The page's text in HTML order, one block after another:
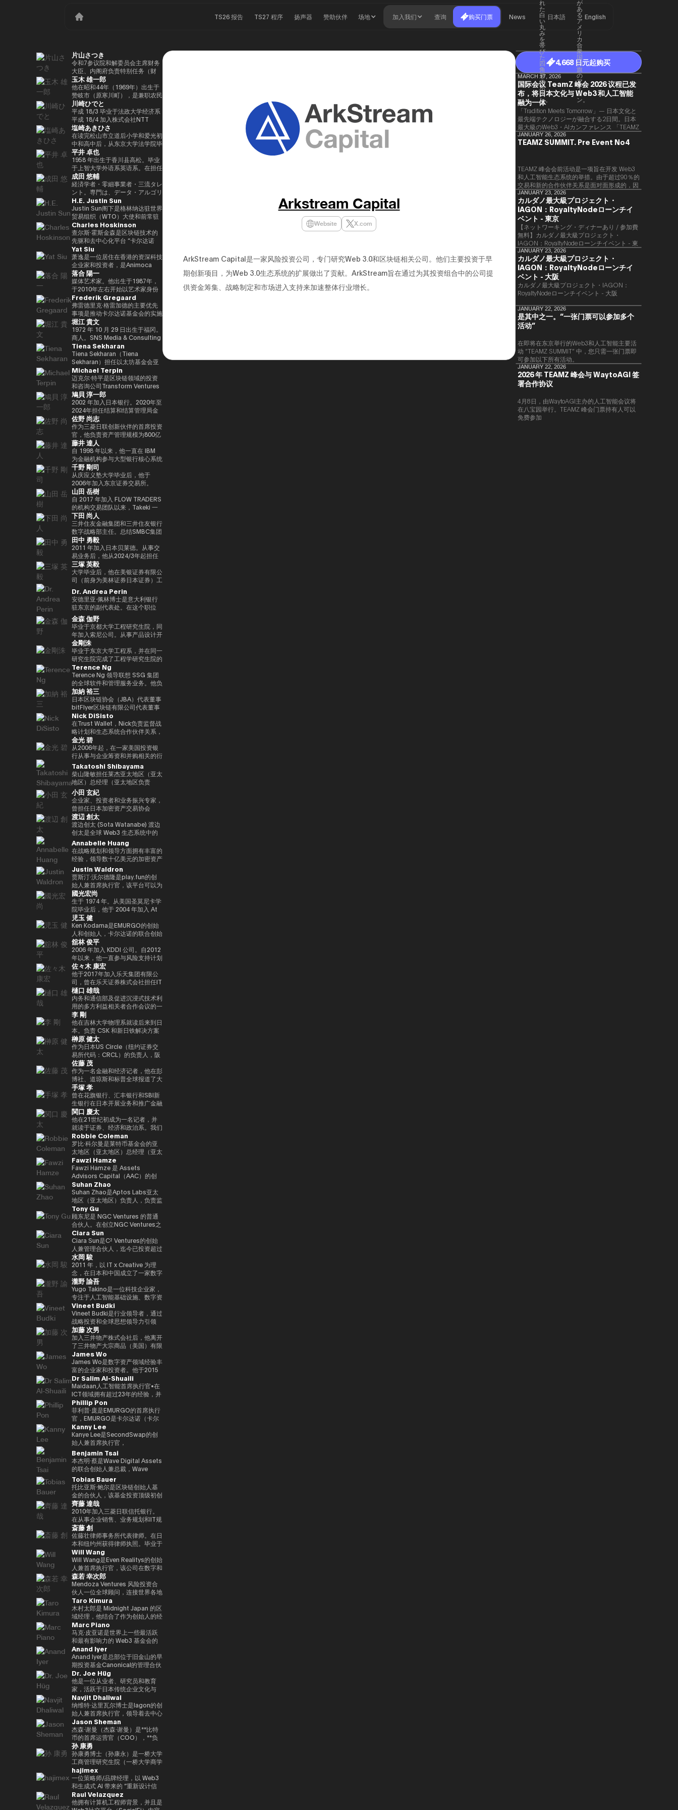
TS26 报告 TS27 程序 扬声器 赞助伙伴 场地 加入我们 查询 购买门票 News 日本語 English
片山さつき
令和7参议院和解委员会主席财务
大臣、内阁府负责特别任务（财
政）税收特别措施和补贴审查的部
长（高志内阁）
玉木 雄一郎
他在昭和44年（1969年）出生于
赞岐市（原寒川町），是兼职农民
的长子，他于昭和63（1988）毕
业于高松高中，平成5年（1993
年）毕业于东京大学法学院，同年
加入财政部 ※1 平成9年（1997
年），在平成完成哈佛大学研究生
院（肯尼迪学院）Isei
17（2005），正在竞选第 44 届
众议院选举。在获得70,177张选
票但以浪人身份失败了4年之后，
他在第45届众议院选举中获得了
109,863张选票，在平成
24（2012）第46届众议院选举中
获得79,153张选票，赢得第二个
任期，在平成26（2014）第47届
众议院选举中获得78,797张选
票，并在平成28（2016）民主党
竞选第三个任期进步党代表选举。
他被任命为该党代理秘书长，在平
成29年（2017年）的第48届众议
院选举中获得82,345张选票，并
当选第四任期（由香川县第二区希
望党正式批准），并竞选希望党联
合代表选举。希望党代表（11
月-）平成30年（2018年）全国民
主党联合代表（5月至9月）全国
民主党代表（9月〜）新国民民主
党通过令和2（2020）支部党成立
并成为代表（9月）（9月），在
令和3（2021）第49届众议院选
举的第49届众议院选举中获得
94,530张选票，当选为众议员到
目前为止，第 5 学期
2025.05.01。8月财政部（现为财
务部）在职1997/7至1999/6借调
至外务省（中东第一司）
20007/2001/6 金融厅证券交易监
督委员会 2001/7 至 2002/6 国税
厅大阪国税局总务科科长 2002/7
至 2005/6（负责特别任务的部长
官专家）2005/7 至 2005/8 财政
部首席审计局
川崎ひでと
平成 18/3 毕业于法政大学经济系
平成 18/4 加入株式会社NTT
DOCOMO 平成 29/8 众议院议员
川崎二郎秘书 玲和 3/10 在第 49
届众议院大选中首次当选 玲和
6/10 在第50届众议院大选中连任
玲和 6/11 内务通信国会副大臣
（第二届石原内阁） Reiwa 7/10
数字部长议会副部长、内阁府议会
副部长（第一届高中内阁） 玲和
8/2 数字部长议会副部长、内阁府
议会副部长（第二届高中内阁）
塩崎あきひさ
在读完松山市立道后小学和爱光初
中和高中后，从东京大学法学院毕
业后，他是长岛/小野/常松律师事
务所的合伙人律师。2021年，他
在众议院大选（爱媛县第一区）中
首次当选。前国会卫生、劳工和福
利部副部长。在党内，在经历过副
秘书长的经历后，他成为国会对策
委员会副主席。情报战略部、科
学、技术和创新战略部以及
AI/Web3小组委员会的秘书负责
人。
平井 卓也
1958 年出生于香川县高松。毕业
于上智大学外语系英语系。在担任
电通株式会社、西日本广播公司等
公司的总裁兼代表董事后，他在
2000年的第42届众议院选举中首
次当选。从那时起，他已经连续
10次当选。他先后担任过自民党
经济、工业和总务部主席、政治事
务研究委员会副主席、内阁府（负
责信息技术）大臣、国土、基础设
施、运输和旅游、内阁常务委员会
主席等职务，并以自民党信息技术
战略和特别任务委员会主席的身份
领导自民党的信息技术政策。平成
30/10年第四届安倍改组内阁中任
命了信息技术大臣和负责特殊任务
（科学和技术/知识产权战略/酷日
本战略/太空政策）的部长。负责
数字改革的部长在Reiwa 2的须贺
内阁中就职。第一任数字事务部长
在Reiwa 3就职。现任自民党公共
关系部主任兼数字社会促进部经
理。
成田 悠輔
経済学者・零細事業者・三流タレ
ント。専門は、データ・アルゴリ
ズム・ポエム・思想を組み合わせ
たビジネスと公共政策の想像とデ
ザイン。多分野の学術誌・学会に
研究を発表、多くの企業や自治体
と共同事業を行う。報道・討論・
お笑い・アート・ファッションな
ど多様な動画や雑誌の企画や出演
にも関わる。著書『22世紀の資
本主義：やがてお金は絶滅する』
『22世紀の民主主義：選挙はア
ルゴリズムになり、政治家はネコ
になる』、番組「成田悠輔と愛す
べき非生産性の世界」「夜明け前
のPLAYERS」「成田悠輔の聞か
れちゃいけない話」「walk」
「書く気がおきない」など。
H.E. Justin Sun
Justin Sun阁下是格林纳达驻世界
贸易组织（WTO）大使和前常驻
代表，世界领先的区块链和
DAOTRON的创始人，以及全球
最大的加密货币交易所之一HTX的
顾问。 他也被称为阿里巴巴创始
人马云培育的人，成为 2025/4 年
全球数字资产行业最著名和最有影
响力的人物之一，登上了《福布
斯》杂志的封面。 此外，它在国
际上获得了高度赞誉，例如多次入
选福布斯 “30岁以下30人（消费技
术部门）”。 2025/8 年，我登上
了 “蓝色起源 NS-34” 任务，并作
为世界上第 712 位宇航员前往太
空。 他的兴趣涵盖科技、投资、
艺术、慈善、游戏和太空探索。
Charles Hoskinson
查尔斯·霍斯金森是区块链技术的
先驱和去中心化平台 “卡尔达诺
（卡尔达诺）” 的创始人。他最初
是以太坊的联合创始人之一，在数
学逻辑和密码学方面有着深厚的背
景。卡尔达诺的特点是在学术研究
和同行评审的基础上开发的，旨在
促进金融普惠和智能合约。目前，
他以输入输出全球（IOG）首席执
行官的身份领导卡尔达诺的技术开
发。
Yat Siu
萧逸是一位居住在香港的资深科技
企业家和投资者，是Animoca
Brands的联合创始人兼执行主
席。Animoca Brands是区块链和
游戏领域的全球领导者，其使命是
为全球游戏玩家和互联网用户提供
数字产权。通过这样做，我们的目
标是实现一个更公平的数字框架，
这将有助于建立新的资产类别、边
玩边赚的经济和开放的元宇宙。
Yat 于 1990 年在德国雅达利开始
了他的职业生涯。1995年，他移
居香港，创立了香港
Cybercity/Freenation，这是亚
洲第一个免费网页和免费电子邮件
服务提供商。1998 年，他创立了
Outblaze，该公司被公认为多语
言白标网络服务的先驱。
Outblaze的消息业务于2009年被
出售给了IBM，然后Outblaze转
变为孵化器，旨在促进在数字娱乐
领域开发服务和产品的项目和公
司。Animoca Brands就是这样一
家孵化公司，它成立于2014年。
2017 年，我们建立了道尔顿学习
实验室，这是一个课后数字实验
室，旨在培养发散思维和设计思维
等技能，而这些技能在传统教育体
系中并不受到重视。他还是
ThinkBlaze的创始人，
ThinkBlaze是Outblaze的研究部
门，负责研究技术中具有社会意义
的问题。自2018年以来，Yat一直
是游戏行业使用区块链和NFT（不
可替代代币）的早期支持者。人们
认为，这将使游戏玩家能够真正拥
有游戏中的资产和数据，进而拥有
价值本身。Yat 对去中心化应用程
序和数字资产的潜力有了清晰的认
识，很快带领 Animoca Brands
在区块链、游戏、NFT 和开放的
元宇宙中占据了领导地位。
Animoca Brands已经开发了多个
以NFT为中心的子公司和产品组，
还投资了540多家区块链相关公
司，以建立世界上最大的区块链投
资组合之一。迄今为止，Yat先生
获得了许多荣誉，并被世界经济论
坛选为 “明日全球领袖” 之一，在
DHL/SCMP大奖中被选为 “年度青
年企业家”，并被Cointelegraph
评选为 “区块链行业值得关注的
100位人物”。此外，Yat先生是一
位接受过古典音乐正规培训的音乐
家，曾担任BAFTA（英国电影电
视艺术学院）的顾问委员会成员和
亚洲青年管弦乐团的董事会成员。
如有必要，可以准备更自然、更精
致的日语版本来介绍演讲者。
落合 陽一
媒体艺术家。他出生于1987年，
于2010年左右开始以艺术家身份
工作。她的作品以物化、转型和对
边界地区群众的钦佩为主题。筑波
大学/东京大学副教授，2025年日
本国际博览会（大阪/关西世博
会）主题项目制作人。写真集《渴
望弥撒（2019年阿曼那）》和
NFT作品《波浪的再数字化
（2021年基金会）》等获得了
2016年PrixarElectronica荣誉
奖、欧盟的StartsPrize和2019年
SXSWCreative
ExperienceArrowardsCreative
ExperienceArrowards。《阿波
罗》杂志40岁以下40位艺术与科
技，亚洲数字艺术奖卓越奖，以及
日本媒体艺术节艺术部评审委员会
推荐的许多作品。
Frederik Gregaard
弗雷德里克·格雷加德的主要优先
事项是推动卡尔达诺基金会的实施
战略，领导每项使命的整合和执
行，并实现快速价值创造，以使用
卡尔达诺实现包容性和公平的增
长。在加入基金会之前，他在瑞士
和斯堪的纳维亚国家工作了17年
以上，在专业服务和金融行业工
作，专注于资本市场、数字资产管
理、私人银行和交易基础设施。
堀江 貴文
1972 年 10 月 29 日出生于福冈。
商人。SNS Media & Consulting
Co., Ltd. 的创始人目前，他们活
跃于火箭开发、应用生产以及作为
预防医学促进协会对人们进行预防
医学教育等各个领域。会员制在线
沙龙 “堀江隆文创新大学（HIU）”
正在开发各种项目，拥有近700名
会员。
http://salon.horiemon.com 这
本书《如果你花钱，就用它来保护
自己的身体》。“CHATGPT 与
“没有未来工作的人”、“2035 年日
本堀右卫门在 10 年后对未来的完
整预测” 等
Tiena Sekharan
Tiena Sekharan（Tiena
Sekharan）担任以太坊基金会亚
太地区（APAC）地区机构负责
人，并通过促进企业领域的采用来
领导以太坊生态系统的发展。他的
职业生涯始于传统金融行业，曾担
任雷曼兄弟、法国巴黎银行和摩根
大通等重要职位。在加入以太坊基
金会之前，我属于摩根大通的区块
链部门KineXYS，负责推广摩根大
通硬币和代币化存款等产品。
Michael Terpin
迈克尔·特平是区块链领域的投资
和咨询公司Transform Ventures
的创始人兼首席执行官，同时也是
Supercycle Genesis Partners,
LP的首席执行官兼首席投资官
（CIO）。该基金是世界上第一个
专门研究比特币的算法加密资产对
冲基金，它建立了一个投资假设，
即比特币每个周期都以高价出售，
并以最低价格回购更多比特币。
Turpin是一位经验丰富的高管，作
为连续创业者和投资者活跃了超过
35年，并成功退出多次。基于这
一往绩，成立了位于波多黎各的家
族办公室Transform Capital。他
也被称为比特币的早期投资者和思
想领袖（思想领袖），他参与了包
括以太坊和泰达币在内的重大区块
链项目的初始营销和咨询。由于这
些成就，它被CNBC称为 “加密教
父（加密教父）”。BitAngels 于
2013 年共同创立，BitAngels
Fund 1 于 2014 年共同创立。该
基金以以太坊众筹中以每枚代币
30美分的价格投资100万美元而闻
名。图尔平也是2015年开发了 “比
特币四季模型（比特币的四季）”
的人，他于2024年由天马出版社
出版的《比特币超级周期》一书获
得了高度赞誉，并因准确预测
2024/11年初比特币的历史高点更
新而受到关注。在进入数字资产领
域之前，他创立了Market
Wire（现为GlobeNewsWire）。
该公司目前是阿波罗环球管理旗下
的一个业务部门，规模约为5亿美
元。此外，作为消费互联网早期营
销的先驱，他参与了数十个著名互
联网品牌的发展，首先是The
Motley Fool、America Online
Greenhouse和Earthlink的推出。
作为教育背景，她获得了纽约州立
大学布法罗分校的创意写作硕士学
位。他获得了雪城大学的两个学士
学位，自2000年以来，他还曾在
同一所大学担任著名的纽豪斯公共
传播学院的顾问委员会成员。此
外，Turpin被认为是波多黎各比特
币和加密资产社区的先驱，并于
2016年初获得了该领域的第一份
投资者优惠认证（《投资者法
令》）。
鳩貝 淳一郎
2002 年加入日本银行。2020年至
2024年担任结算和结算管理局金
融科技小组负责人。2024-2025
年，金融科技中心副主任兼数字货
币验证组负责人。他从 2025/7 年
起被借调，目前担任现任职务。自
2025/4以来，他一直是东京大学
经济学研究生院CARF的受邀研究
员。翻译内容包括 “比特币和区块
链：支持加密货币的技术”（NTT
Publishing）和 “掌握以太坊——
构建智能合约和去中心化应用程
序”（O'Reilly Japan）。合著了
《Web3的未解决问题》（日经英
国石油公司）和《13人对Web3加
密资产的未来预测》（朝日新闻出
版社）。
佐野 尚志
作为三菱日联创新伙伴的首席投资
官，他负责资产管理规模为800亿
日元的基金中的创业投资和业务发
展，主要是在日本、美国和亚洲。
在加入MUIP之前，他曾在独立风
险投资公司Global Brain参与国内
和国际创业投资和CVC管理。在
此之前，他在索尼担任品类经理，
经营海外业务，负责为技术投资和
合资设立以及零售能源业务等新业
务项目提供资金。
藤井 達人
自 1998 年以来，他一直在 IBM
为金融机构参与大型银行核心系统
开发和咨询服务。在微软工作后，
他参与了三菱日联金融集团的创新
业务并领导了DX项目。在AU
Financial Holdings担任执行官、
首席数字官和IT总经理以及微软的
业务执行官兼金融创新部门经理之
后，他目前担任现任职务。通用公
司协会 FINOVATORS 成立。
2021年被任命为日本区块链协会
理事。毕业于同志社大学，在东京
大学完成了第17次EMP。
千野 剛司
从庆应义塾大学毕业后，他于
2006年加入东京证券交易所。
2008年金融危机后，他参与了债
务违约管理流程改进项目，领导了
日本证券清算组织的场外衍生品
（信用违约互换和利率互换）结算
项目，并负责日本交易所集团清算
结算领域的业务规划。自2016年
以来，我一直在PWCJapan首席
执行官办公室（企业规划）支持领
导团队的战略讨论。2018/7年，
他加入了运营全球加密资产交易所
Kraken的Payward, Inc.（美
国），并为金融服务局的注册做出
了贡献。从2020/3年起，他就任
公司在日本的代表。2022/7 年，
他就任币安驻日本代表。完成了牛
津大学工商管理硕士（MBA）学
位。
山田 岳樹
自 2017 年加入 FLOW TRADERS
的机构交易团队以来，Takeki 一
直为机构投资者提供流动性服务，
通过大宗交易覆盖包括 ETF、国
际债券及数字资产在内的多种资产
类别，工作地点涵盖新加坡及香
港。 他同时负责日本业务的整体
发展，与日本国内的机构投资者、
ETF 发行方、交易平台、证券交
易所以及加密资产交易所保持密切
合作。 FLOW TRADERS 已连续
多年获得东京证券交易所颁发的
“最佳做市商”奖项。作为一家上市
公司，FLOW TRADERS 亦积极参
与包括现货加密资产及加密资产
ETF 在内的数字资产流动性提
供，致力于连接传统金融与数字资
产行业。
下田 尚人
三井住友金融集团和三井住友银行
数字战略部主任。总结SMBC集团
在数字资产方面的工作。日本银行
结算与结算服务局顾问，任期至
2025/6。结算与结算管理局利用
新技术（Project Agora等）参与
规划和推广先进的结算项目，以及
关于人工智能对金融系统的影响的
国际研究。他还参与了各种国际政
策讨论机构，例如国际清算银行结
算市场基础设施委员会
（CPMI）、七国集团数字支付专
家组（2023年联席主席）、金融
稳定委员会（FSB）创新网络和
BIS/中央银行CBDC小组。在日本
银行，他还先后担任过长崎分行经
理、香港办事处经理、金融机构局
国际科科长（负责巴塞尔监管）、
国际局规划师等职务。在财务省，
他作为国际组织司的规划官负责国
际金融（FATF、FSB等）。毕业
于一桥大学法学院。我在哈佛大学
攻读了计算机科学专业 AI。
田中 勇毅
2011 年加入日本贝莱德。从事交
易业务后，他从2024/3年起担任
贝莱德全球市场经理，负责监督交
易、证券借贷和现金管理。他还曾
在日本的数字战略领域工作。自
2025 年 1 月起，他还担任全球产
品解决方案部，负责监督同一部门
的过渡管理。
三塚 英毅
大学毕业后，他在美银证券有限公
司（前身为美林证券日本证券）工
作，在法国巴黎银行证券有限公司
担任多个职位后，他成为全球市场
管理部的首席运营官。在Web3公
司Animoca Brands Co., Ltd.成
立时担任首席运营官后，他自
2024/3年以来一直担任现任职
务。
Dr. Andrea Perin
安德里亚·佩林博士是意大利银行
驻东京的副代表处。在这个职位
上，我负责日本、韩国、台湾、澳
大利亚和新西兰的经济政策讨论和
宏观经济和金融趋势的分析。我们
还努力通过与当地金融和监管机
构、机构投资者和商界的对话，增
进对意大利经济的理解，进一步加
强两国之间的经济和金融关系。他
在中央银行、银行监管机构以及包
括欧洲中央银行（ECB）和欧洲投
资银行（EIB）在内的国际金融机
构拥有超过15年的经验，在金融
监管、治理和合规方面拥有深厚的
专业知识。我获得了罗马托尔维加
塔大学关于健全监管和监管机构制
裁权限的法学博士学位。
金森 伽野
毕业于京都大学工程研究生院，同
年加入索尼公司。从事产品设计开
发、产品策划和营销工作。之后，
我以互联网证券和经验丰富的客户
体验、CX策略推广等方式推出了
一项新的金融科技业务。于2022
年加入索尼银行，目前正在以索尼
银行DX业务规划经理的身份推广
与Web3相关的新业务规划。
金剛洙
毕业于东京大学工程系，并在同一
研究生院完成了工程学研究生院的
课程。加入花旗证券有限公司，从
事日本政府债券和利率衍生品的交
易业务。之后，他加入了松尾实验
室株式会社，一直负责机器学习项
目的规划、PoC 和开发。他于
2022年就任公司董事，还成立了
一个专门研究生成式人工智能的新
风险投资基金。
Terence Ng
Terence Ng 领导联想 SSG 集团
的全球软件和管理服务业务。他负
责推动战略性微软云解决方案提供
商 (CSP) 计划，并与微软合作推
进整体相关服务解决方案。他在安
全、软件、云和人工智能生态系统
领域领导全球市场的重要战略合作
伙伴关系和销售。 自2011年加入
联想以来，Terence Ng领导了联
想与安全、娱乐、电子商务和金融
科技等领域的领先互联网公司的全
球合作伙伴关系。它还促进了
AR/VR的战略合作伙伴关系。
Terence Ng 在索尼电子、惠普、
Navteq 公司和诺基亚等领先科技
品牌的营销、产品开发和业务开发
方面拥有 20 多年的经验。他在技
术行业的领先业务战略方面有着良
好的记录。 Terence Ng 拥有新加
坡南洋理工大学的商业研究学士学
位。他目前居住在新加坡，是区块
链和人工智能技术的狂热粉丝。
加納 裕三
日本区块链协会（JBA）代表董事
bitFlyer区块链有限公司代表董事
高盛证券有限公司等，他在
2014/1年共同创立了bitFlyer有限
公司。 自bitFlyer成立以来，它一
直在努力就国内法律的修订提出建
议，制定自我监管规则等，并先后
担任加密资产（虚拟货币）交易公
司bitFlyer USA, Inc.的首席执行官
和bitFlyer EUROPE S.A.的董事
长，从全球角度为加密资产（虚拟
货币）交易所行业的发展做出了贡
献。目前，除了担任成立于
2019/5年的bitFlyer区块链有限公
司的代表董事外，他还担任日本区
块链协会（JBA）的代表董事、一
般注册协会日本元界顾问、
ISO/TC307全国审议委员会代表
委员会成员和国防部意见领袖。
他们还以专家身份参加了2018年
七国集团就业创新部长级会议、
2019年G20/V20虚拟资产服务提
供商峰会以及由内阁秘书处主办的
公私数据利用促进基本计划执行委
员会等，并雄心勃勃地致力于
web3行业的发展。
Nick DiSisto
在Trust Wallet，Nick负责监督战
略计划和生态系统合作伙伴关系，
这些举措和生态系统合作伙伴关系
对该平台的增长和用户体验至关重
要。 他的努力涵盖了广泛的重要
领域，例如DeFi合作伙伴关系、
法定货币开/关通道、MEV（最大
提取价值）措施和核心基础设施合
作伙伴关系，旨在为全球数百万用
户提供更易于使用、安全和可扩展
的加密资产。Nick 正在用户体验
和区块链技术的交叉点推动创新，
同时与产品、安全、工程和营销等
各个部门密切合作。Nick 专注于
“将代码转化为现实世界的价值”，
正在将自托管钱包发展为下一代金
融基础设施方面发挥作用，并正在
塑造其未来。
金光 碧
从2006年起，在一家美国投资银
行从事与企业筹资和并购相关的衍
生结构设计工作达10年。2016年
加入bitFlyer有限公司后，他曾担
任首席财务官和公关，负责与金融
监管相关的系统开发。自2022年
以来，他一直负责新业务，目前是
集团首席采购官。从2025年起担
任Custodiem有限公司的董事，
他推动了国内加密资产ETF的形成
项目等。
Takatoshi Shibayama
柴山隆敏担任莱杰亚太地区（亚太
地区）总经理（亚太地区负责
人）。它监督为Web3行业和机构
投资者提供数字资产安全解决方案
的情况。到目前为止，他作为分析
师和投资者一直活跃在企业振兴和
不良投资领域超过17年。在摩根
大通和高盛等投资银行开始职业生
涯后，他加入了美国对冲基金戴维
森·肯普纳资本管理公司。之后，
他与他人共同创立了总部位于新加
坡的投资基金3D Investment
Partners。此外，在为数字资产提
供抵押管理和托管服务的
Copper，他曾担任亚太地区收入
经理（亚太区收入主管），并领导
了公司在亚太地区的业务增长。
小田 玄紀
企业家、投资者和业务振兴专家，
曾担任日本加密资产交易协会
（JVCEA）的代表董事（主
席）、SBI Holdings的董事总经
理和Bitpoint Japan Co., Ltd的
代表董事。自2001年成立自己的
公司以来，我们已经开展了各种业
务。2016年，他创立了加密货币
交易所Bitpoint并成为其首席执行
官。2019年，他被世界经济论坛
选为全球青年领袖。
渡辺 創太
渡边创太 (Sota Watanabe) 渡边
创太是全球 Web3 生态系统中的
先驱力量，也是日本最具影响力的
科技企业家之一。作为 Startale
Group 的创始人兼 CEO，渡边致
力于构建去中心化互联网的基础设
施，其核心使命是“将世界带入链
上（bringing the world
onchain）”。 渡边因领导日本最
大的公共区块链 Astar Network
而声名鹊起，该网络已成为日本
Web3 基础设施的基石。渡边职业
生涯的一个重要里程碑是与索尼集
团合作，通过 Sony Block
Solutions Labs 共同开发了以太
坊二层（Layer-2）区块链——
Soneium。这一举措将日本的区
块链技术定位在消费娱乐、人工智
能和大众普及的交汇点。 在代币
化数字资产和现实世界金融领域，
渡边主导了与 SBI Holdings 的战
略合作伙伴关系，以推进创新基础
设施建设，其中包括完全合规的日
元稳定币，以及针对代币化股票和
现实世界资产（RWA）优化的区
块链开发。
Annabelle Huang
在战略规划和领导方面拥有丰富的
经验，领导数十亿美元的加密资产
平台
Justin Waldron
贾斯汀·沃尔德隆是play.fun的创
始人兼首席执行官，该平台可以为
每款游戏提供即时的真实奖励。此
外，除了作为Playco的联合创始
人兼总裁外，我们还投资于有前途
的日本初创企业，这些初创公司有
望作为涩谷区政府发起的涩谷创业
支持计划的顾问以及X&KSK的合
作伙伴。 他还以天使投资者的身
份活跃，投资了60多家公司，尤
其以Zynga的联合创始人而闻名。
2021年，它被《商业内幕》选为
“前100名种子投资者” 之一。
國光宏尚
生于 1974 年。从美国圣莫尼卡学
院毕业后，他于 2004 年加入 At
Movie Co., Ltd.同年，他就任导
演，负责制作电影和电视剧以及开
展新业务。龟尾株式会社成立于
2007年，担任总裁兼首席执行官
一职。他于2021年从公司退休，
成为金融家有限公司的代表董事兼
首席执行官，该公司于2019年与
ThirdVerse有限公司共同成立。
他的书是《元界与网络3》（MDN
公司）。
児玉 健
Ken Kodama是EMURGO的创始
人和创始人，卡尔达诺的联合创始
人之一，也是世界领先的区块链平
台之一。凭借在加密货币和区块链
领域超过十年的经验，他通过深厚
的专业知识和长期愿景考虑了该行
业的发展。他的使命是通过区块链
技术重新定义信任和价值的概念，
加速实现下一代金融创新。Ken总
部设在新加坡，领导EMURGO考
虑发展全球金融价值链，并考虑加
入专注于技术和创新投资的风险投
资基金Taisu Ventures的投资委
员会。
舘林 俊平
2006 年加入 KDDI 公司。自2012
年以来，他一直参与风险支持计划
KDDI_Labo、风险投资基金和
KDDI开放创新基金，主要负责体
育、娱乐、XR和Web3领域的投
资和联盟。自2025/4以来，他一
直担任现任职务。
佐々木 康宏
他于2017年加入乐天集团有限公
司，曾在乐天证券株式会社担任IT
部门经理兼金融科技部副总经理，
自2018/9以来一直担任该公司的
现任职务。目前，正在推广各种措
施，以帮助提高整个国内加密资产
行业的安全水平。毕业于东京工业
大学研究生院。
樋口 雄哉
内务和通信部及促进沉浸式技术利
用的多方利益相关者合作会议的一
名成员在大学毕业后在一家信用卡
公司找到了一份工作。我在 2006
年转到了雅虎，在制定业务战略和
负责媒体和广告领域的支付/银行
服务方面积累了丰富的经验。他被
借调到日本网络银行（现为
PayPay银行），启动了商业金融
服务，并从事企业管理和营销业
务。他还负责Megabank和雅虎之
间的数字营销子公司（JV）的董
事。之后，他在DeNA和
MobilityTechnologies（现为
GO）从事MaaS业务，并参与了
GO的发布阶段。实施了多个项目
负责人。2021年加入NEC后，他
负责新的数字服务业务，例如
web3、生物识别、元宇宙和秘密
计算。
李 剛
他在吉林大学物理系就读后来到日
本。负责 CSK 和新日铁解决方案
的思科网络的设计和建设。2009
年，他创立了网星并担任总裁兼首
席执行官一职。自成立以来，它一
直专注于国际通信网关业务，并一
直在利用支付x技术的力量进行市
场创造和行为创新。
榊原 健太
作为日本US Circle（纽约证券交
易所代码：CRCL）的负责人，阪
木原健太负责监督日本的业务战略
和市场发展。它促进了国内合作伙
伴关系的建设和生态系统的扩展，
并领导了USDC的国内扩张，这是
日本新监管框架下批准的第一个稳
定币。在加入 Circle 之前，他曾
在 Google Payments 担任合作
伙伴关系和业务发展方面的领导职
务。他促进了与代表日本的支付和
金融科技公司的战略联盟，除了负
责产品合作和市场战略规划外，他
还领导了澳大利亚和新西兰的市场
发布。此外，它领导了日本金融科
技公司的收购和采购经理人指数
（收购后整合），为加强谷歌在金
融科技领域的影响力做出了贡献。
在此之前，他负责监督美洲的全球
现金管理平台，并在三井住友银行
和JRI America（纽约）向巴西市
场扩张。他在传统金融和技术方面
拥有丰富的经验。获得欧洲工商管
理学院工商管理硕士学位。毕业于
南山大学政策管理学院。
佐藤 茂
作为一名金融和经济记者，他在彭
博社、道琼斯和标普全球报道了大
约18年的金融市场和大宗商品领
域。他作为日本CoinDesk的创始
成员参与了此次发布会，并担任了
4年的主编。他于2025/1年加入日
本超级队，担任业务发展支持经
理，自2026/1年以来一直担任现
任职务。
手塚 孝
曾在花旗银行、汇丰银行和SBI新
生银行在日本开展业务和推广金融
IT项目。之后，他监督了谷歌日本
的销售，并以字节跳动
（TikTok）副总裁的身份领导了
日本的业务增长。目前，作为
Startale Japan的首席执行官兼首
席执行官，他正在促进在日本市场
商业中使用区块链技术。
関口 慶太
他在21世纪初成为一名记者，并
就读于证券、经济和政治系。我们
与Kabutocho、Kasumigaseki和
Nagatacho一起从多角度报道金
融和市场。自 2020 年起担任金融
科技编辑。自25年起担任《日经
财经》副主编。合著了《加密货币
泡沫》和《NFT 教科书》。
Robbie Coleman
罗比·科尔曼是莱特币基金会的亚
太地区（亚太地区）总经理（亚太
地区负责人）。自2017年以来，
该非营利组织一直专注于莱特币
（LTC）的推广、开发和生态系统
的发展。Robbie在数字资产/加密
资产（加密）领域工作了11年，
并支持了全球交易所、钱包、隐私
工具以及莱特币基金会活动之外的
各种项目的建立、共同创立和启
动。作为亚太区总经理，Robbie
负责与该地区的机构投资者、监管
机构和政府建立关系并扩大莱特币
的影响力。此外，他还代表莱特币
出席会议、峰会和媒体，除了在工
作量证明峰会、AusCrypto、区
块链中心和莱特币峰会上发表主题
演讲外，他还出现在CIS、Token
2049等的炉边和小组讨论会上。
此外，在Web3邻近区域，他共同
创立了马来西亚新银行（收购）和
电子钱包。此外，他还曾在多家初
创企业担任金融科技、医疗技术、
人工智能企业等战略顾问的重要职
务。
Fawzi Hamze
Fawzi Hamze 是 Assets
Advisors Capital（AAC）的创
始人兼董事长。AAC 是一家国际
投资与咨询控股集团，在东京与阿
联酋之间开展业务。AAC 负责管
理一系列专业机构的投资组合，业
务涵盖房地产投资、金融咨询、数
字资产基础设施以及科技创业项
目，致力于为希望在亚洲和海湾地
区获得结构化投资机会的国际投资
者和机构提供支持。 Hamze 在国
际金融和跨境交易领域拥有超过
15年的经验，与参与全球资本配
置和战略投资项目的私人投资者、
家族办公室以及机构合作伙伴保持
密切合作。 他的工作重点在于传
统资本市场与新兴数字基础设施的
融合，包括现实世界资产
（RWA）框架、基于区块链的投
资平台，以及机构进入不断发展的
Web3 生态系统的通道。 Hamze
还经常参与国际金融科技和 Web3
领域的讨论，围绕全球资本市场未
来架构以及区块链技术如何融入受
监管的金融体系发表见解。
Suhan Zhao
Suhan Zhao是Aptos Labs亚太
地区（亚太地区）负责人，负责监
督Aptos的区域战略、业务增长和
战略合作伙伴关系，Aptos是一款
面向机构投资者的高性能公共第一
层区块链。在加入Aptos Labs之
前，他在Ripple Labs领导了亚太
地区的重大战略合作伙伴关系和市
场网络扩张，并在与金融机构、银
行和企业公司密切合作的同时，促
进了区块链的社会实施和传播。在
他职业生涯的早期，他曾在摩根大
通和标普环球工作，并在新加坡和
伦敦积累了企业银行和大宗商品市
场的专业知识。
Tony Gu
顾东尼是 NGC Ventures 的普通
合伙人。在创立NGC Ventures之
前，他是跨境收购咨询公司
Rhodium Capital的普通合伙
人。Tony专注于北亚国家的大规
模收购交易，并在科技、金融服务
和消费领域完成了多笔交易，总交
易额超过10亿美元。
Ciara Sun
Ciara Sun是C² Ventures的创始
人兼管理合伙人，迄今已投资超过
150万美元，专注于帮助开发人员
构建和扩展下一代Web3应用程
序。在成立C² Ventures之前，他
曾担任火币集团副总裁，负责监督
全球业务发展、全球市场、机构投
资者部门、合作伙伴关系、区块链
项目上市、孵化和投资部门。作为
区块链领域的领先女性领导者，
Ciara受邀参加世界各地的活动。
她在推特上拥有超过20万粉丝，
她被描述为 “来自亚洲的全球女性
加密货币领袖”。她还是性别平等
的坚定支持者，并成立了非政府组
织 “Women Who Crypto”。
水岡 駿
2011 年，以 IT x Creative 为理
念，在日本和中国成立了一家数字
营销机构。2017年，他与他人共
同创立了定制手表制造商
UNDONE JAPAN。被任命为总裁
兼首席执行官。他还担任多家公司
的技术顾问。 2019/11 年，
UPBOND Co., Ltd. 成立。被任命
为总裁兼首席执行官。该公司提供
了一款Web3钱包 “UPBOND钱
包”，它实现了消费者可以轻松使
用的用户界面/用户体验。此外，
我们正在与在知识产权行业、建筑
行业、零售行业等领域开展先进举
措的大型公司认真推进一项利用
Web3 的共同创造项目。
瀧野 諭吾
Yugo Takino是一位科技企业家，
专注于人工智能基础设施、数字资
产和下一代金融系统的融合领域。
2025/6年，我就任艾尔有限公司
（东京证券交易所：2334）的总
裁兼首席执行官。目前，该公司正
在发展成为一个以人工智能计算基
础设施和加密原生金融服务为中心
的技术平台。此外，我们正在推广
人工智能时代的新金融平台 “Neo
Crypto Bank” 的概念，我们的目
标是整合加密资产资金管理、贷款
基础设施和可编程金融应用程序。
展望人工智能代理参与经济活动的
未来，我们正在努力建立基于区块
链的下一代金融基础设施。
Vineet Budki
Vineet Budki是行业领导者，通过
战略投资和全球思想领导力引领
Web3行业的增长。 作为专门从事
1亿美元加密资产的基金Sigma
Capital的首席执行官，他设定了
在对去中心化生态系统的坚定承诺
下，在3年内投资100多家区块链
初创公司的目标。到目前为止，投
资组合包括300多个项目，包括
Mysten Labs（Sui）、Gunzilla
和Peaq Network，这些项目显示
了对变革性技术的敏锐见解。除了
提供资金外，Budki还是一位享誉
全球的演讲者，曾在世界经济论坛
和币安区块链周等国际活动中登
台。他对市场趋势和区块链传播的
看法引起了《泰晤士报》、
《CoinDesk》和《中东企业家》
等主要媒体的关注。此外，通过社
交媒体上的积极沟通，其影响力进
一步扩大。它强调Web3的长期潜
力，而不是短期利润，并正在促进
对重新定义世界应有方式的初创企
业的投资。 基于 “Web3 是未来”
的坚定信念，Budki 是去中心化技
术发展的重要推动力。**Vineet
Budki（Vineet Budki）**是一位
行业代表，他通过战略投资和全球
思想领导力推动Web3领域的增
长。 作为专门从事1亿美元加密资
产的基金Sigma Capital的首席执
行官，他设定了在对去中心化生态
系统的坚定承诺下，在3年内投资
100多家区块链初创公司的目标。
到目前为止，投资组合包括300多
个项目，包括Mysten
Labs（Sui）、Gunzilla和Peaq
Network，这些项目显示了对变
革性技术的敏锐见解。除了提供资
金外，Budki还是一位享誉全球的
演讲者，曾在世界经济论坛和币安
区块链周等国际活动中登台。他对
市场趋势和区块链传播的看法引起
了《泰晤士报》、《CoinDesk》
和《中东企业家》等主要媒体的关
注。此外，通过社交媒体上的积极
沟通，其影响力进一步扩大。它强
调Web3的长期潜力，而不是短期
利润，并正在促进对重新定义世界
应有方式的初创企业的投资。 基
于 “Web3 是未来” 的坚定信念，
Budki 是去中心化技术发展的重要
推动力。
加藤 次男
加入三井物产株式会社后，他离开
了三井物产大宗商品（美国）有限
公司首席执行官、英国三井物产大
宗商品有限公司首席运营官、三井
物产总部产品市场经理、数字资产
市场专职总监。数字大宗商品总裁
兼首席执行官，三井物产株式会社
企业发展部主任，于2023/12年离
开三井物产株式会社，目前担任现
任职务。熟悉全球大宗商品交易。
James Wo
James Wo是数字资产领域经验丰
富的企业家和投资者。他于2015
年创立了DFG，管理的资产超过
10亿美元。他还是Ledger、
Coinlist、Circle和ChainSafe等
公司的早期投资者。它也被称为
Polkadot和Kusama Network的
早期投资者和支持者，并通过资本
分配、捐赠和对平行链拍卖的积极
支持，继续为生态系统做出重大贡
献。
Dr Salim Al-Shuaili
Maidaan人工智能首席执行官•在
ICT领域拥有超过23年的经验，并
获得了ICT（AI/DX）领域的博士
学位（PhD）•全球人工智能大使
（责任人工智能全球理事会/美
国）•国际全球ICT联合会
（IFCGICT/美国/美国）专业会员
•国际电联认证人工智能审计师
（注册人工智能审计师）•世界人
工智能理事会（加拿大）认证首席
人工智能官（首席人工智能官）)
• 海湾学院董事会（董事会）成员
• 阿曼商会数字经济和人工智能委
员会成员 • GCC（海湾合作）会
议）人工智能项目和人工智能国际
奖评审团成员 • 大学和学术顾问委
员会成员（SQU、AOU、索哈尔
大学）• 在全球首席信息官峰会
（泰国，2022年）上获得数字化
转型激励奖 • 全球首席信息官峰会
（阿塞拜疆，于（2023 年）获得
影响力开拓者奖 • 参与国家级人工
智能项目并促进技术本地化 • 提供
有关人工智能和数据 DX 的专业培
训 • 领导并参与了多个项目与电子
政务、数字化转型、人工有关情报
和第四次工业革命（采矿、智慧城
市、医疗保健、教育、旅游、农
业、物流/运输、风险和危机管
理、媒体领域）• 参加了各种国际
和国内会议、峰会、研讨会和活动
• 作为作者参与研究论文、书籍、
杂志和媒体节目
Phillip Pon
菲利普·庞是EMURGO的首席执行
官，EMURGO是卡尔达诺（卡尔
达诺）区块链的联合创始组织之
一。EMURGO正在促进区块链技
术和资产代币化的商业传播。作为
首席执行官，Philip负责监督
EMURGO的总体战略方向和全球
运营，并领导通过投资、合作伙伴
关系和基础设施开发将传统金融与
区块链连接起来的工作。
Kanny Lee
Kanye Lee是SecondSwap的创
始人兼首席执行官，
SecondSwap是一个去中心化市
场，可以对锁定代币和流动性较低
的资产进行二次交易。 作为首席
执行官，坎耶先生监督
SecondSwap战略愿景和产品开
发的执行，并正在促进创新，以增
加Web3市场的可持续流动性和可
及性。
Benjamin Tsai
本杰明·蔡是Wave Digital Assets
的联合创始人兼总裁，Wave
Digital Assets是一家在美国证券
交易委员会（SEC）注册的数字资
产管理公司。他负责监督公司的产
品开发和交易。他会说三种语言，
母语是虚拟货币，也是传统金融领
域的资深人士。Ben在新加坡美林
大宗商品公司拥有超过15年的高
级领导经验，并曾担任该公司的首
席执行官。此外，在Alliance
Bernstein，他负责监督东京、香
港、新加坡、首尔和台北的盈利分
销团队，领导业务战略。Ben曾投
资并指导过南加州的早期创业公
司。他拥有多个证券执照，并获得
了加州大学伯克利分校的工程学士
学位和加州大学洛杉矶分校安德森
管理学院的工商管理硕士学位。我
目前在同一所大学教授加密货币金
融。
Tobias Bauer
托比亚斯·鲍尔是区块链创始人基
金的合伙人，该基金投资顶级初创
公司并建立企业。他是500家初创
公司、APX、PlugandPlay、纽约
NUMA和Alchemist Accelerator
的创业导师，也是Republic的风
险合伙人。他曾在Chin
Accelerator的投资团队工作，
Chin Accelerator是SOSV在中国
运营的全球精英加速器项目，管理
的资产管理规模超过9.07亿美元。
此外，他在泰国为德国政府工作，
并作为NSTF招聘会的共同组织者
帮助学生建立职业生涯，该博览会
吸引了110万名参观者。过去，我
曾在9个国家的15个城市生活过，
并且精通中文、英语和德语。
Tobias以优异成绩获得了新加坡
国立大学和清华大学的管理学硕士
+CEMS管理硕士学位，以及因斯
布鲁克管理中心和西南财经大学的
管理和法律学士学位。
齊藤 達哉
2010年加入三菱日联信托银行。
在从事企业销售、业务规划和IT规
划之后，金融科技促进办公室于
2016年成立，是三菱日联信托银
行数字战略规划和推广的第一位负
责人。作为 “连续内部企业家（连
续内部企业家）”，他将推出一个
信息银行平台 “Dprime”、一个数
字证券平台 “Progmat”、一个稳
定币平台 “Progmat Coin”、一个
功能性的NFT平台 “Progmat
UT”，以及一个有许多组织成员的
“数字资产共同创造联盟”。2022
年，宣布通过多家金融机构、交易
所和软件公司的投资，数字资产基
础设施业务将成为一家独立公司，
并于2023/10年度成为该公司的代
表。8项专利注册。
斎藤 創
佐藤壮律师事务所代表律师。在日
本和纽约州获得律师执照。毕业于
东京大学法学院和纽约大学法学
院。在西村朝日律师事务所主要从
事金融领域（证券化、基金、衍生
品等）业务之后，目前的办公室于
2015年独立成立。它专门研究
Web3、金融科技、元界和初创公
司。他的书包括《NFT 教科书》
和《提前阅读！元界和非同质化代
币” 等。他曾担任日本区块链协会
顾问、日本STO协会审计师、日
本元界综合公司协会审计师、金融
科技协会资本市场部秘书处、
HashPort审计师和前bitFlyer外部
董事。《海外钱伯斯亚太》、《最
佳律师律师》和《Legal500》均
被评为日本金融科技律师。
Will Wang
Will Wang是Even Realitys的创始
人兼首席执行官，该公司在数字和
物理世界交汇的领域开发下一代显
示型智能眼镜。成立于 2023 年，
Even Reality “技术不应走到最前
沿；它应该悄悄地支持人们的日常
生活。” 它基于以人为中心（以人
为中心）的理念。这一理念也反映
在广受好评的 Even G1 和 G2 显
示屏智能眼镜的设计中。 在这些
产品中，人工智能是实时工作的，
自然会支持重要的对话，创造人们
可以阐明想法、自信地沟通以及专
注于工作和日常生活中的 “当下”
的体验。
森若 幸次郎
Mendoza Ventures 风险投资合
伙人一位全球顾问，连接世界各地
的家族办公室、风险投资公司和科
技公司，以促进下一代人工智能和
Web3 创新。他是门多萨风险投资
公司的风险合伙人，该公司投资于
位于波士顿和旧金山的人工智能、
金融科技和网络安全领域，还担任
总部位于瑞士和非洲的专门从事人
工智能和Web3领域的风险投资公
司CV VC的顾问。目前，他参与
支持全球10多家公司的风险投
资。此外，他还担任联合国：
Block（拉脱维亚）、WAIB摩纳
哥峰会（摩纳哥）、VI3NNA 大会
（奥地利）、世界风险论坛（奥地
利）等区块链和创新领域的国际会
议的大使，并参与连接世界各地创
业生态系统的活动。在2013年完
成哈佛商学院（PLD）学业后，他
获得了研究生资格。
Taro Kimura
木村太郎是 Midnight Japan 的区
域经理，他结合了作为创始人的经
验、企业进入市场 (GTM) 领导层
和国际业务经验。目前，他负责监
督Midnight在日本市场的战略，
并正在促进GTM、企业协作、社
区发展和生态系统传播。在迄今为
止的职业生涯中，我积累了在快速
成长的初创公司和跨国公司的经
验。作为 Mycel 的联合创始人，
他领导了全球 GTM、合作伙伴关
系、投资者支持和下一代互操作性
基础设施协议的运营。在进入
Web3 行业之前，他曾在
LinkedIn 担任全球企业销售总
监，与日本主要跨国公司建立战略
合作伙伴关系，并推动大规模的
SaaS 实施项目。它还参与了生态
系统的发展，例如dYdX、SEI、
EclipseFi和Umi Network。我出
生在日本，在印度尼西亚长大，会
说三种语言：英语、日语和印尼
语。从上智大学毕业后，她在
NTT Communications从事全球
网络运营工作，然后将自己的职业
Marc Piano
马克·皮亚诺是世界上一些最活跃
和最有影响力的 Web3 基金会的
独立董事（独立唱片总监）和顾
问。在数字资产生态系统的顶层，
值得信赖的是，它可以监督治理、
合规和长期可持续性。Marc 的职
业生涯以法律为基础，此前曾在一
家大型离岸律师事务所担任法律顾
问（法律顾问），并积极担任该公
司全球 Web3 业务的核心设计
师。作为该领域的权威，它受到主
要法律目录的高度重视。凭借如此
扎实的法律界背景和多年的一线咨
询经验，Marc拥有罕见的监管策
略师和董事会级州长的双重职位。
Marc的专业知识也得到了他对行
业知识基础的重大贡献的支持。除
了为英格兰和威尔士律师协会（英
格兰和威尔士律师协会）（2020-
2023）共同创立了 “区块链法律事
务/监管指南”（2020-2023）外，
他还为英属维尔京群岛 “信托和基
Anand Iyer
Anand Iyer是总部位于旧金山的早
期投资基金Canonical的管理合伙
人，专注于投资人工智能、机器人
和加密资产等前沿技术。艾尔是一
位在硅谷拥有多年经验的资深人
士。他的职业生涯始于 2005 年在
微软担任产品经理，然后创立了
Trusted。该公司于2018年被上
市公司Care收购。之后，他们加
入了光速，并作为风险合伙人参与
了Phantom、Alchemy、
Arbitrum和Mysten等区块链相关
公司。作为教育背景，他获得了普
渡大学的计算机工程学位。
Dr. Joe Hüg
他是一位从业者、研究员和教育
家，活跃于日本传统企业文化与
Web3 和 AI 等尖端技术交汇的领
域。在信息管理创新专业大学
（IU）担任创业实践教授期间，作
为TEDxInnovationU的首席组织
者和被许可人，她还促进跨代和跨
领域的知识共享。通过为三菱和富
士通等跨国公司提供咨询经验，积
累有关企业创新和数字化转型
（DX）的实用知识。从中小型企
业到大型企业，我们提供了支持，
在利用我们的文化优势的同时，战
略性地引入新技术。此外，通过在
创始人研究所和Techstars等国际
加速器的指导经验，他还在连接日
Navjit Dhaliwal
纳维特·达里瓦尔博士是Iagon的创
始人兼首席执行官，领导着去中心
化云服务行业。达里瓦尔博士拥有
创立和经营多家成功公司的经验，
例如Mjösa Tannklinikk、Arbo
Lab AS和CanPol AS，是一位久
经考验的连续创业者。我曾就读于
波兹南医科大学和麦克马斯特大
学，并获得了牙科博士（博士学
位）和医学学士学位。
Jason Sheman
杰森·谢曼（杰森·谢曼）是**比特
币的首席运营官（COO），**负
责监督代表加密资产行业的消费平
台的整体全球运营。他在公司工作
了8年以上，支持亚洲、中东、欧
洲和美国等地区的业务扩张，并在
Bitcoin.com的国际增长中发挥了
重要作用。杰森曾参与总部设在东
京的Bitcoin.com成立之初，他顺
应了公司的发展，领导了向目前全
孙 康勇
孙康勇博士（孙康永）是一桥大学
工商管理研究生院（一桥大学商学
院，ICS）的副教授，该学院是日
本领先的全球管理教育机构之一。
**明尼苏达大学卡尔森管理学院战
略管理（战略管理）博士（博士）
检索到**。研究和教育领域侧重于
hajimex
一位策略师/品牌经理，以 Web3
和生成式 AI 带来的 “重新设计信
任、价值和智能” 为主题，探索技
术与社会结构的交汇点。作为涩谷
Raul Velazquez
他拥有计算机工程师背景，并且是
Arkstream Capital
Website X.com
ArkStream Capital是一家风险投资公司，专门研究Web 3.0和区块链相关公司。他们主要投资于早
期创新项目，为Web 3.0生态系统的扩展做出了贡献。ArkStream旨在通过为其投资组合中的公司提
供资金筹集、战略制定和市场进入支持来加速整体行业增长。
4,668 日元起购买
MARCH 17, 2026
国际会议 TeamZ 峰会 2026 议程已发
布，将日本文化与 Web3 和人工智能
融为一体
「Tradition Meets Tomorrow」— 日本文化と
最先端テクノロジーが融合する2日間。日本
最大級のWeb3・AIカンファレンス 「TEAMZ
Summit 2026」 が、2026年4月7日・8日に
東京・八芳園にて開催されます。今年のテー
る、特別な2日間となります。このたび、公
式アジェンダが公開されました。（※登壇者
のスケジュール等の都合により、開催までに
内容が変更となる可能性があります。）
JANUARY 26, 2026
TEAMZ SUMMIT. Pre Event No4
TEAMZ 峰会会前活动是一项旨在开发 Web3
和人工智能生态系统的举措。由于超过90％的
交易和新的合作伙伴关系是面对面形成的，因
此TEAMZ将在本次活动之前举行一次数量有
限的交流会议，以在轻松的氛围中促进高质量
的交流。
JANUARY 23, 2026
カルダノ最大級プロジェクト・
IAGON：RoyaltyNodeローンチイ
ベント - 東京
【ネットワーキング・ディナーあり / 参加費
無料】カルダノ最大級プロジェクト・
IAGON：RoyaltyNodeローンチイベント - 東
京
JANUARY 23, 2026
カルダノ最大級プロジェクト・
IAGON：RoyaltyNodeローンチイ
ベント - 大阪
​カルダノ最大級プロジェクト・IAGON：
RoyaltyNodeローンチイベント - 大阪
JANUARY 22, 2026
是其中之一。“一张门票可以参加多个
活动”
在即将在东京举行的Web3和人工智能主要活
动 “TEAMZ SUMMIT” 中，您只需一张门票即
可参加以下所有活动。
JANUARY 22, 2026
2026 年 TEAMZ 峰会与 WaytoAGI 签
署合作协议
4月8日，由WaytoAGI主办的人工智能会议将
在八宝园举行。TEAMZ 峰会门票持有人可以
免费参加